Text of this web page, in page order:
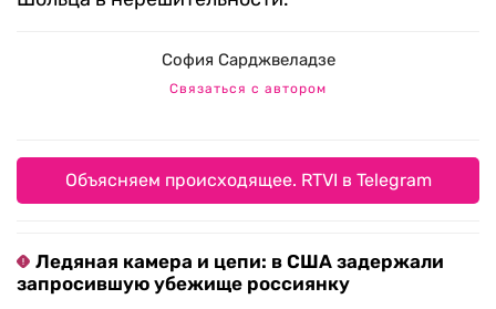
София Сарджвеладзе
Связаться с автором
Объясняем происходящее. RTVI в Telegram
Ледяная камера и цепи: в США задержали
запросившую убежище россиянку